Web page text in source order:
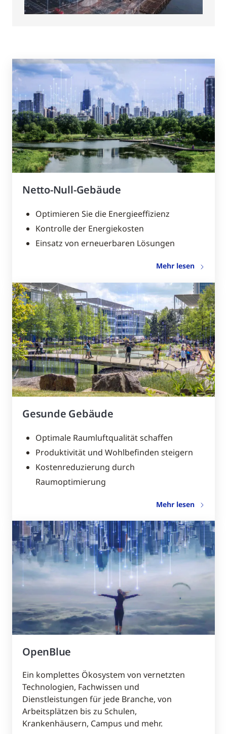
Netto-Null-Gebäude
Optimieren Sie die Energieeffizienz
Kontrolle der Energiekosten
Einsatz von erneuerbaren Lösungen
Mehr lesen
Gesunde Gebäude
Optimale Raumluftqualität schaffen
Produktivität und Wohlbefinden steigern
Kostenreduzierung durch
Raumoptimierung
Mehr lesen
OpenBlue
Ein komplettes Ökosystem von vernetzten
Technologien, Fachwissen und
Dienstleistungen für jede Branche, von
Arbeitsplätzen bis zu Schulen,
Krankenhäusern, Campus und mehr.